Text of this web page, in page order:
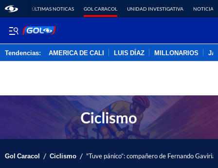
ÚLTIMAS NOTICAS GOL CARACOL UNIDAD INVESTIGATIVA NOTICIAS
Tendencias: AMERICA DE CALI LUIS DÍAZ MILLONARIOS
Gol Caracol / Ciclismo / "Tuve pánico”: compañero de Fernando